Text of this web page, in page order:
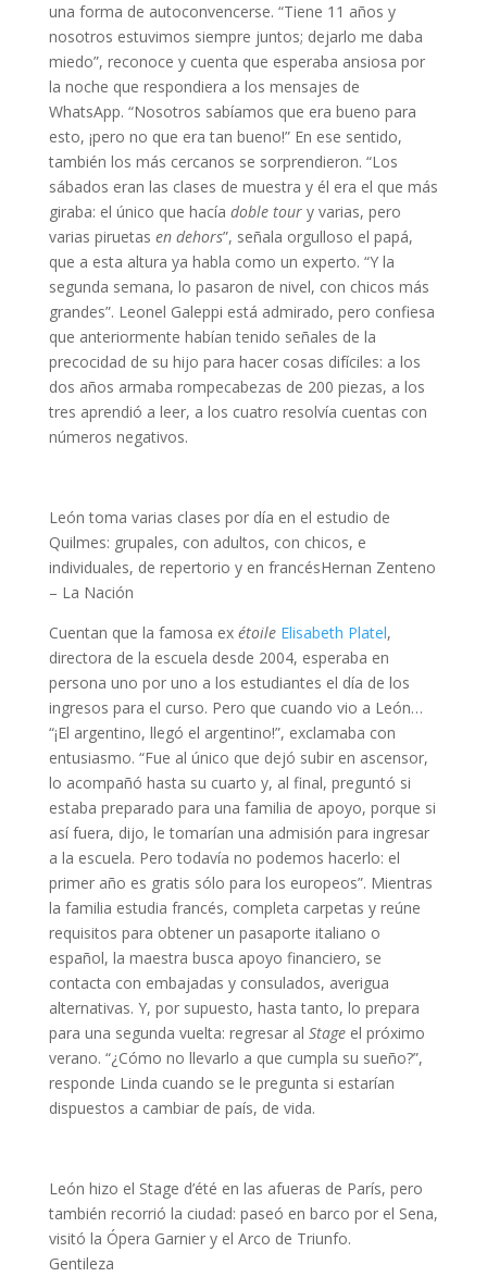
una forma de autoconvencerse. “Tiene 11 años y
nosotros estuvimos siempre juntos; dejarlo me daba
miedo”, reconoce y cuenta que esperaba ansiosa por
la noche que respondiera a los mensajes de
WhatsApp. “Nosotros sabíamos que era bueno para
esto, ¡pero no que era tan bueno!” En ese sentido,
también los más cercanos se sorprendieron. “Los
sábados eran las clases de muestra y él era el que más
giraba: el único que hacía doble tour y varias, pero
varias piruetas en dehors”, señala orgulloso el papá,
que a esta altura ya habla como un experto. “Y la
segunda semana, lo pasaron de nivel, con chicos más
grandes”. Leonel Galeppi está admirado, pero confiesa
que anteriormente habían tenido señales de la
precocidad de su hijo para hacer cosas difíciles: a los
dos años armaba rompecabezas de 200 piezas, a los
tres aprendió a leer, a los cuatro resolvía cuentas con
números negativos.
León toma varias clases por día en el estudio de
Quilmes: grupales, con adultos, con chicos, e
individuales, de repertorio y en francésHernan Zenteno
– La Nación
Cuentan que la famosa ex étoile Elisabeth Platel,
directora de la escuela desde 2004, esperaba en
persona uno por uno a los estudiantes el día de los
ingresos para el curso. Pero que cuando vio a León…
“¡El argentino, llegó el argentino!”, exclamaba con
entusiasmo. “Fue al único que dejó subir en ascensor,
lo acompañó hasta su cuarto y, al final, preguntó si
estaba preparado para una familia de apoyo, porque si
así fuera, dijo, le tomarían una admisión para ingresar
a la escuela. Pero todavía no podemos hacerlo: el
primer año es gratis sólo para los europeos”. Mientras
la familia estudia francés, completa carpetas y reúne
requisitos para obtener un pasaporte italiano o
español, la maestra busca apoyo financiero, se
contacta con embajadas y consulados, averigua
alternativas. Y, por supuesto, hasta tanto, lo prepara
para una segunda vuelta: regresar al Stage el próximo
verano. “¿Cómo no llevarlo a que cumpla su sueño?”,
responde Linda cuando se le pregunta si estarían
dispuestos a cambiar de país, de vida.
León hizo el Stage d’été en las afueras de París, pero
también recorrió la ciudad: paseó en barco por el Sena,
visitó la Ópera Garnier y el Arco de Triunfo.
Gentileza